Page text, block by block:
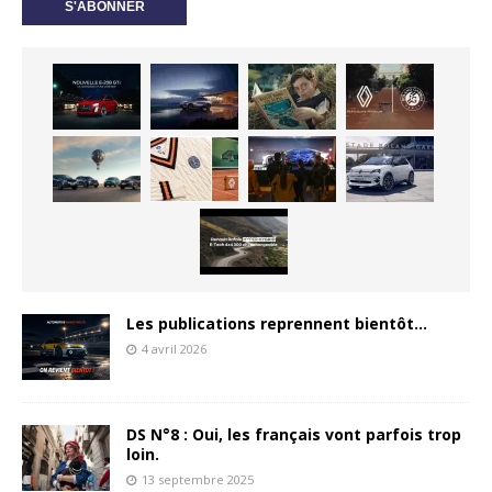
Les publications reprennent bientôt…
4 avril 2026
DS N°8 : Oui, les français vont parfois trop
loin.
13 septembre 2025